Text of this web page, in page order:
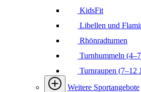
KidsFit
Libellen und
Rhönradturnen
Turnhummeln
Turnraupen (7–12
Weitere Sportangebote